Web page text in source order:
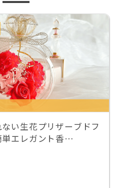
ない生花プリザーブドフ
単エレガント香…